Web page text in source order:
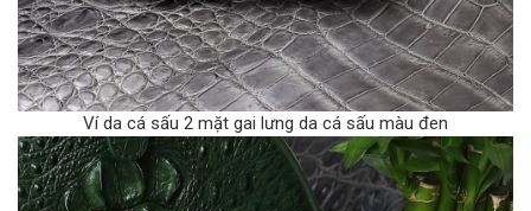
Ví da cá sấu 2 mặt gai lưng da cá sấu màu đen